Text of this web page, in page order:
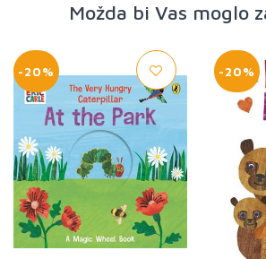
Možda bi Vas moglo
-20% -20%